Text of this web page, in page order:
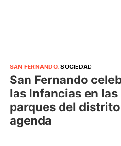
SAN FERNANDO.SOCIEDAD
San Fernando
las Infancias en
parques del
agenda